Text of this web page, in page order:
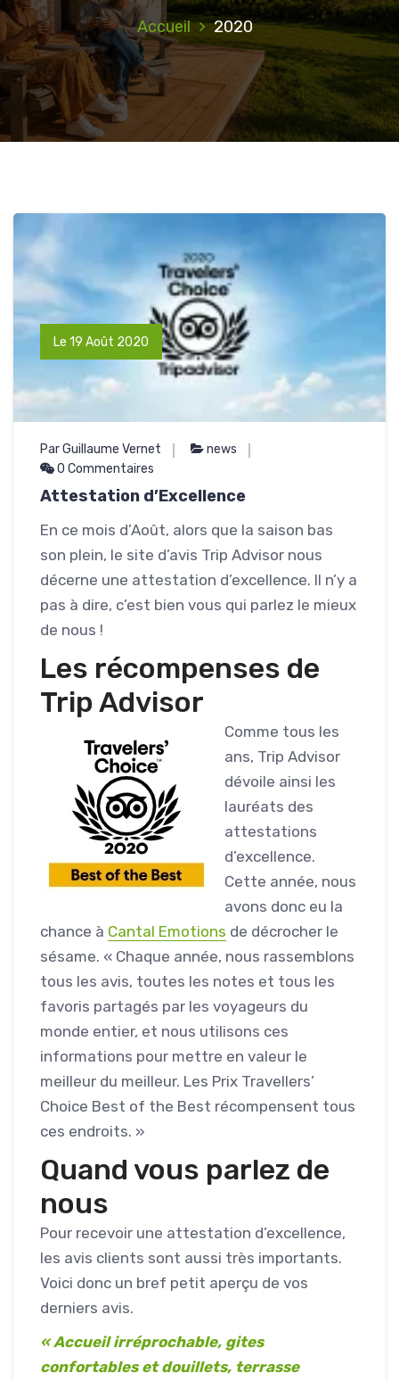
Accueil 2020
Le 19 Août 2020
Par Guillaume Vernet
news
0 Commentaires
Attestation d’Excellence
En ce mois d’Août, alors que la saison bas
son plein, le site d’avis Trip Advisor nous
décerne une attestation d’excellence. Il n’y a
pas à dire, c’est bien vous qui parlez le mieux
de nous !
Les récompenses de
Trip Advisor
Comme tous les
ans, Trip Advisor
dévoile ainsi les
lauréats des
attestations
d’excellence.
Cette année, nous
avons donc eu la
chance à Cantal Emotions de décrocher le
sésame. « Chaque année, nous rassemblons
tous les avis, toutes les notes et tous les
favoris partagés par les voyageurs du
monde entier, et nous utilisons ces
informations pour mettre en valeur le
meilleur du meilleur. Les Prix Travellers’
Choice Best of the Best récompensent tous
ces endroits. »
Quand vous parlez de
nous
Pour recevoir une attestation d’excellence,
les avis clients sont aussi très importants.
Voici donc un bref petit aperçu de vos
derniers avis.
« Accueil irréprochable, gites
confortables et douillets, terrasse